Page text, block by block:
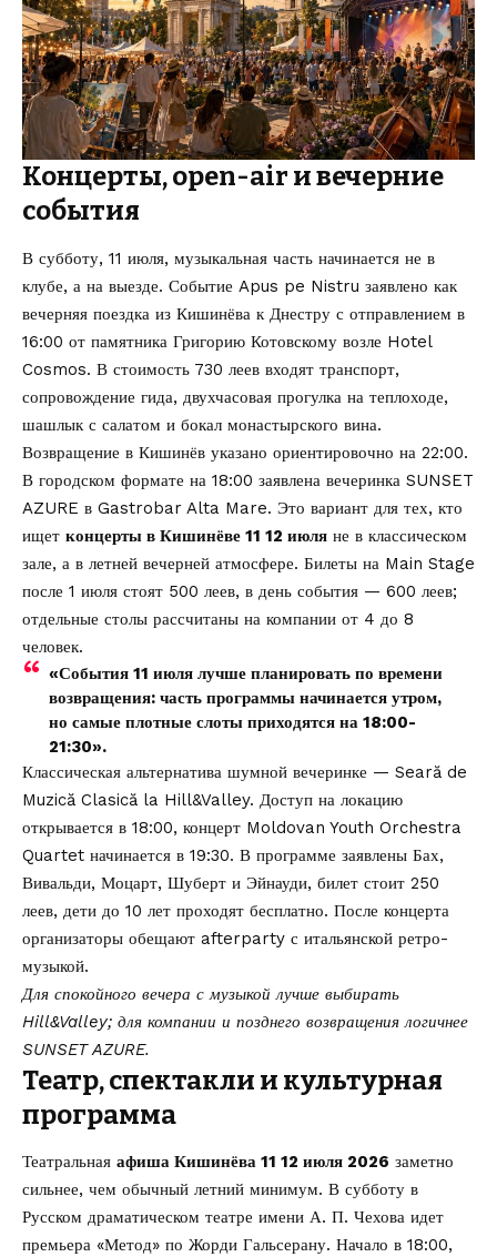
Концерты, open-air и вечерние
события
В субботу, 11 июля, музыкальная часть начинается не в
клубе, а на выезде. Событие Apus pe Nistru заявлено как
вечерняя поездка из Кишинёва к Днестру с отправлением в
16:00 от памятника Григорию Котовскому возле Hotel
Cosmos. В стоимость 730 леев входят транспорт,
сопровождение гида, двухчасовая прогулка на теплоходе,
шашлык с салатом и бокал монастырского вина.
Возвращение в Кишинёв указано ориентировочно на 22:00.
В городском формате на 18:00 заявлена вечеринка SUNSET
AZURE в Gastrobar Alta Mare. Это вариант для тех, кто
ищет концерты в Кишинёве 11 12 июля не в классическом
зале, а в летней вечерней атмосфере. Билеты на Main Stage
после 1 июля стоят 500 леев, в день события — 600 леев;
отдельные столы рассчитаны на компании от 4 до 8
человек.
«События 11 июля лучше планировать по времени
возвращения: часть программы начинается утром,
но самые плотные слоты приходятся на 18:00-
21:30».
Классическая альтернатива шумной вечеринке — Seară de
Muzică Clasică la Hill&Valley. Доступ на локацию
открывается в 18:00, концерт Moldovan Youth Orchestra
Quartet начинается в 19:30. В программе заявлены Бах,
Вивальди, Моцарт, Шуберт и Эйнауди, билет стоит 250
леев, дети до 10 лет проходят бесплатно. После концерта
организаторы обещают afterparty с итальянской ретро-
музыкой.
Для спокойного вечера с музыкой лучше выбирать
Hill&Valley; для компании и позднего возвращения логичнее
SUNSET AZURE.
Театр, спектакли и культурная
программа
Театральная афиша Кишинёва 11 12 июля 2026 заметно
сильнее, чем обычный летний минимум. В субботу в
Русском драматическом театре имени А. П. Чехова идет
премьера «Метод» по Жорди Гальсерану. Начало в 18:00,